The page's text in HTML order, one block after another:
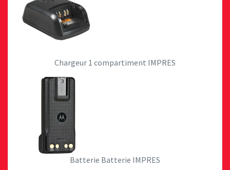
Chargeur 1 compartiment IMPRES
Batterie Batterie IMPRES